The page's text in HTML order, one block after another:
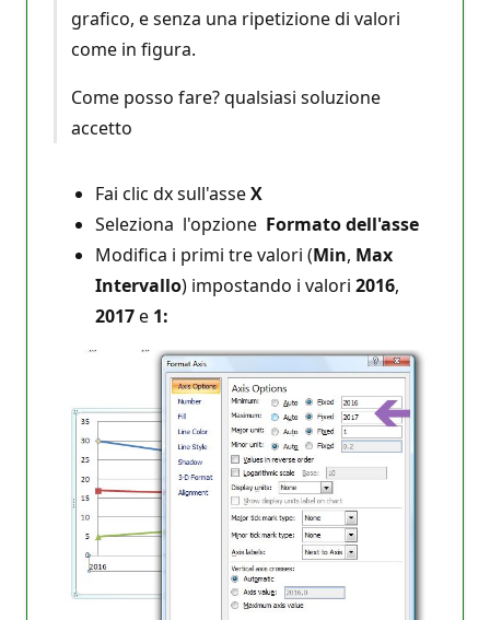
grafico, e senza una ripetizione di valori
come in figura.
Come posso fare? qualsiasi soluzione
accetto
Fai clic dx sull'asseX
Seleziona l'opzione Formato dell'asse
Modifica i primi tre valori (Min, Max
Intervallo) impostando i valori 2016,
2017e 1: